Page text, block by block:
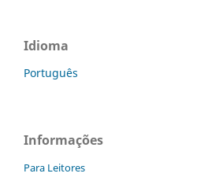
Idioma
Português
Informações
Para Leitores